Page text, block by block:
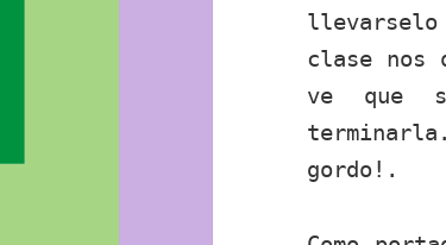
clase nos
ve que
gordo!.